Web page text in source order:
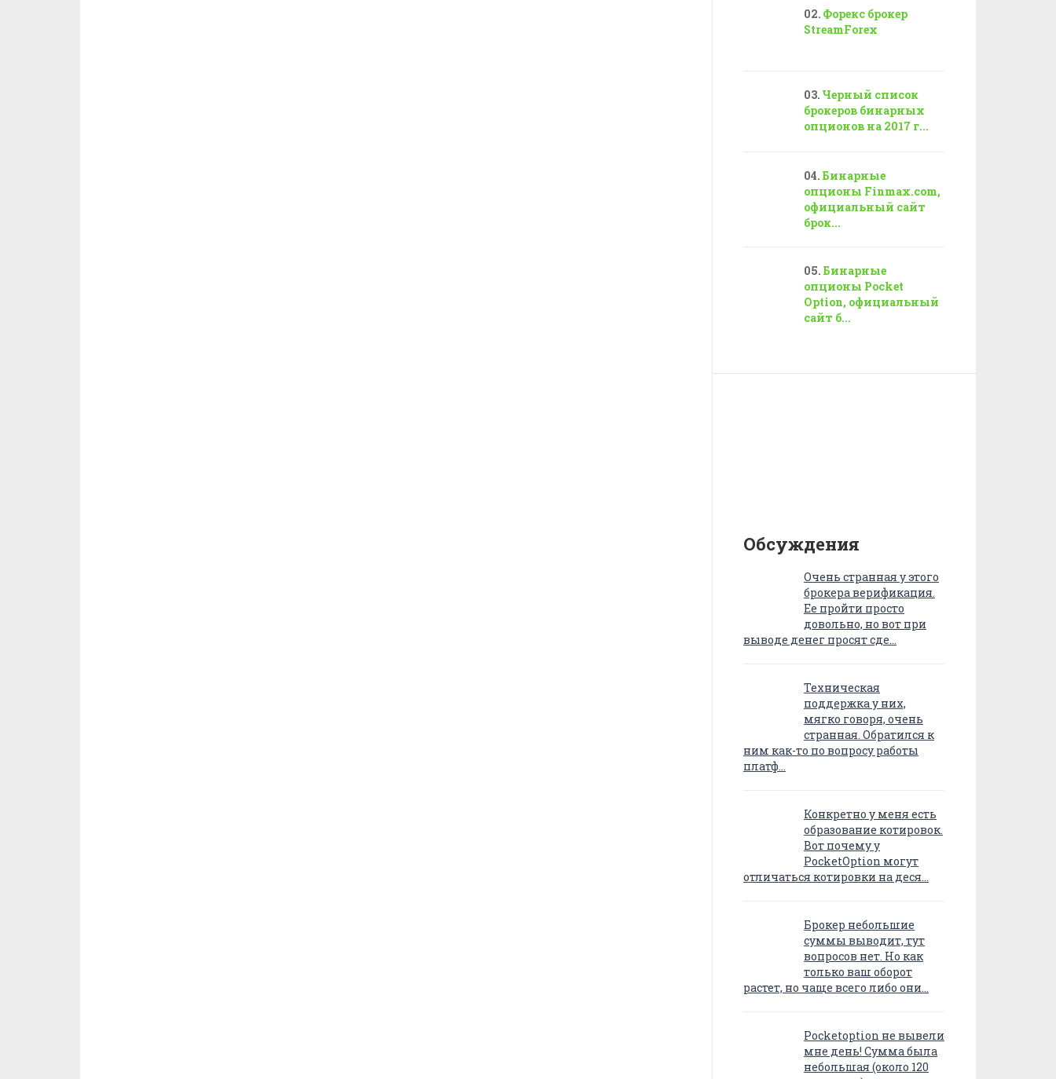
Форекс брокер
StreamForex
Черный список
брокеров бинарных
опционов на 2017 г...
Бинарные
опционы Finmax.com,
официальный сайт
брок...
Бинарные
опционы Pocket
Option, официальный
сайт б...
Обсуждения
Очень странная у этого
брокера верификация.
Ее пройти просто
довольно, но вот при
выводе денег просят сде…
Техническая
поддержка у них,
мягко говоря, очень
странная. Обратился к
ним как-то по вопросу работы
платф…
Конкретно у меня есть
образование котировок.
Вот почему у
PocketOption могут
отличаться котировки на деся…
Брокер небольшие
суммы выводит, тут
вопросов нет. Но как
только ваш оборот
растет, но чаще всего либо они…
Pocketoption не вывели
мне день! Сумма была
небольшая (около 120